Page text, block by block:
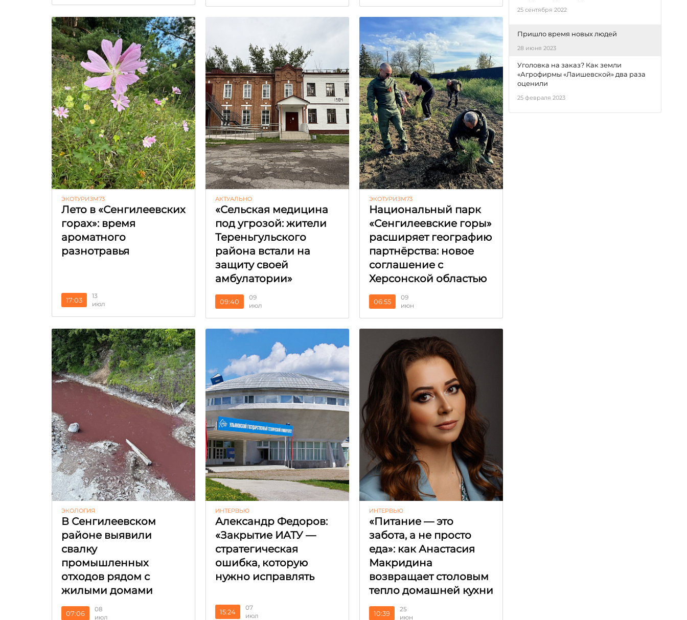
ЭКОТУРИЗМ73
Лето в «Сенгилеевских
горах»: время
ароматного
разнотравья
17:03
13
июл
АКТУАЛЬНО
«Сельская медицина
под угрозой: жители
Тереньгульского
района встали на
защиту своей
амбулатории»
09:40
09
июл
ЭКОТУРИЗМ73
Национальный парк
«Сенгилеевские горы»
расширяет географию
партнёрства: новое
соглашение с
Херсонской областью
06:55
09
июн
ЭКОЛОГИЯ
В Сенгилеевском
районе выявили
свалку
промышленных
отходов рядом с
жилыми домами
07:06
08
июл
ИНТЕРВЬЮ
Александр Федоров:
«Закрытие ИАТУ —
стратегическая
ошибка, которую
нужно исправлять
15:24
07
июл
ИНТЕРВЬЮ
«Питание — это
забота, а не просто
еда»: как Анастасия
Макридина
возвращает столовым
тепло домашней кухни
10:39
25
июн
25 сентября 2022
Пришло время новых людей
28 июня 2023
Уголовка на заказ? Как земли
«Агрофирмы «Лаишевской» два раза
оценили
25 февраля 2023